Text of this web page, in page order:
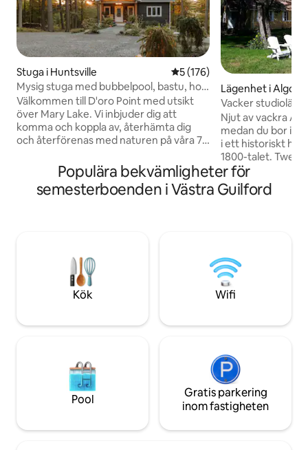
Stuga i Huntsville 5 av 5 i genomsnittligt
5 (176)
Mysig stuga med bubbelpool, bastu, hot
yoga studio.
Välkommen till D'oro Point med utsikt
över Mary Lake. Vi inbjuder dig att
komma och koppla av, återhämta dig
och återförenas med naturen på våra 7,5
minuters promenad till vår pittoreska
grannskapsstrand är vi tillräckligt nära
för att njuta av det livliga sjölivet, men
bastu, infraröd varm yogastudio och
bubbelpool. Eller gå ut och utforska allt
Muskoka har att erbjuda.
Lägenhet i
nds
Vacker
Njut av vackra
medan du bor i
i ett historiskt
1800-talet.
allmänna
minuter bort och
att koppla av
Städerna Minden
en kort bilresa
fordon. Ingen
Populära bekvämligheter för
semesterboenden i Västra Guilford
Kök Wifi
Pool
Gratis parkering
inom fastigheten